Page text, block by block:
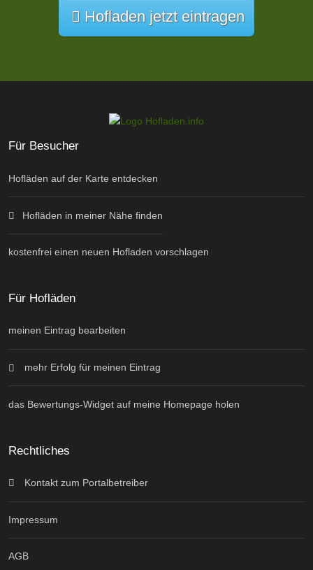
Hofladen jetzt eintragen
Für Besucher
Hofläden auf der Karte entdecken
Hofläden in meiner Nähe finden
kostenfrei einen neuen Hofladen vorschlagen
Für Hofläden
meinen Eintrag bearbeiten
mehr Erfolg für meinen Eintrag
das Bewertungs-Widget auf meine Homepage holen
Rechtliches
Kontakt zum Portalbetreiber
Impressum
AGB